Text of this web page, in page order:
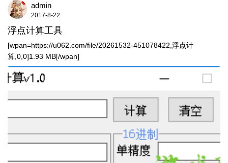
admin
2017-8-22
浮点计算工具
[wpan=https://u062.com/file/20261532-451078422,浮点计
算,0,0]1.93 MB[/wpan]